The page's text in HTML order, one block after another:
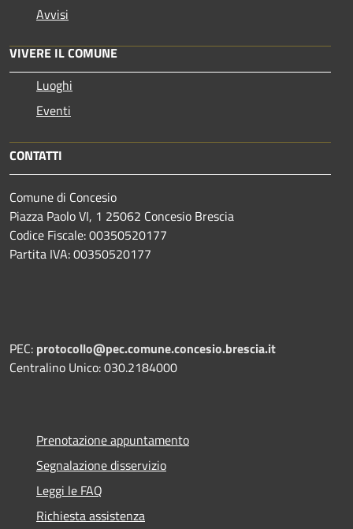
Avvisi
VIVERE IL COMUNE
Luoghi
Eventi
CONTATTI
Comune di Concesio
Piazza Paolo VI, 1 25062 Concesio Brescia
Codice Fiscale: 00350520177
Partita IVA: 00350520177
PEC: protocollo@pec.comune.concesio.brescia.it
Centralino Unico: 030.2184000
Prenotazione appuntamento
Segnalazione disservizio
Leggi le FAQ
Richiesta assistenza